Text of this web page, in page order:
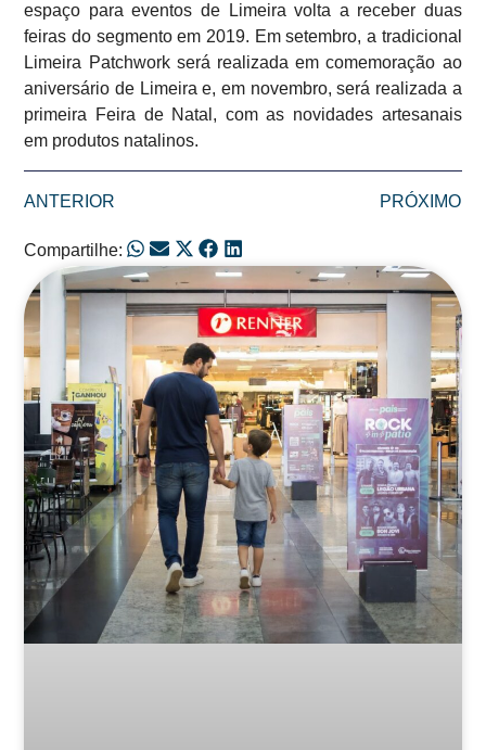
espaço para eventos de Limeira volta a receber duas
feiras do segmento em 2019. Em setembro, a tradicional
Limeira Patchwork será realizada em comemoração ao
aniversário de Limeira e, em novembro, será realizada a
primeira Feira de Natal, com as novidades artesanais
em produtos natalinos.
ANTERIOR PRÓXIMO
Compartilhe:
Posts Relacionados